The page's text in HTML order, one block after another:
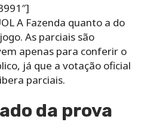
A Fazenda quanto a do
As parciais são
apenas para conferir o
já que a votação oficial
parciais.
da prova